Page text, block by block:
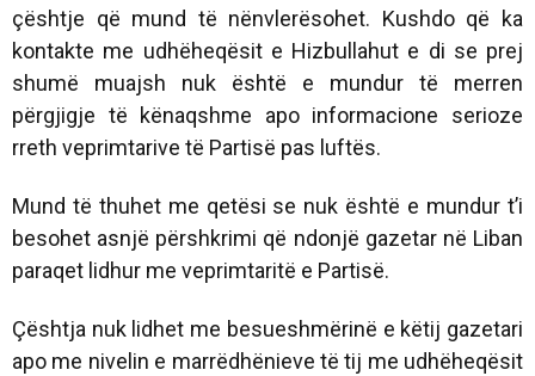
çështje që mund të nënvlerësohet. Kushdo që ka
kontakte me udhëheqësit e Hizbullahut e di se prej
shumë muajsh nuk është e mundur të merren
përgjigje të kënaqshme apo informacione serioze
rreth veprimtarive të Partisë pas luftës.
Mund të thuhet me qetësi se nuk është e mundur t’i
besohet asnjë përshkrimi që ndonjë gazetar në Liban
paraqet lidhur me veprimtaritë e Partisë.
Çështja nuk lidhet me besueshmërinë e këtij gazetari
apo me nivelin e marrëdhënieve të tij me udhëheqësit